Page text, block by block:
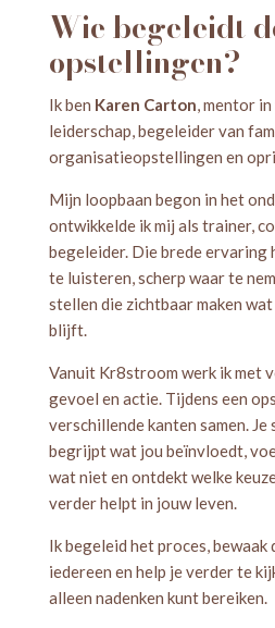
Wie begeleidt
opstellingen?
Ik ben Karen Carton, mentor
leiderschap, begeleider van
organisatieopstellingen en
Mijn loopbaan begon in het
ontwikkelde ik mij als trainer,
begeleider. Die brede ervaring
te luisteren, scherp waar te
stellen die zichtbaar maken
blijft.
Vanuit Kr8stroom werk ik met
gevoel en actie. Tijdens een
verschillende kanten samen.
begrijpt wat jou beïnvloedt,
wat niet en ontdekt welke
verder helpt in jouw leven.
Ik begeleid het proces,
iedereen en help je verder te
alleen nadenken kunt bereiken.